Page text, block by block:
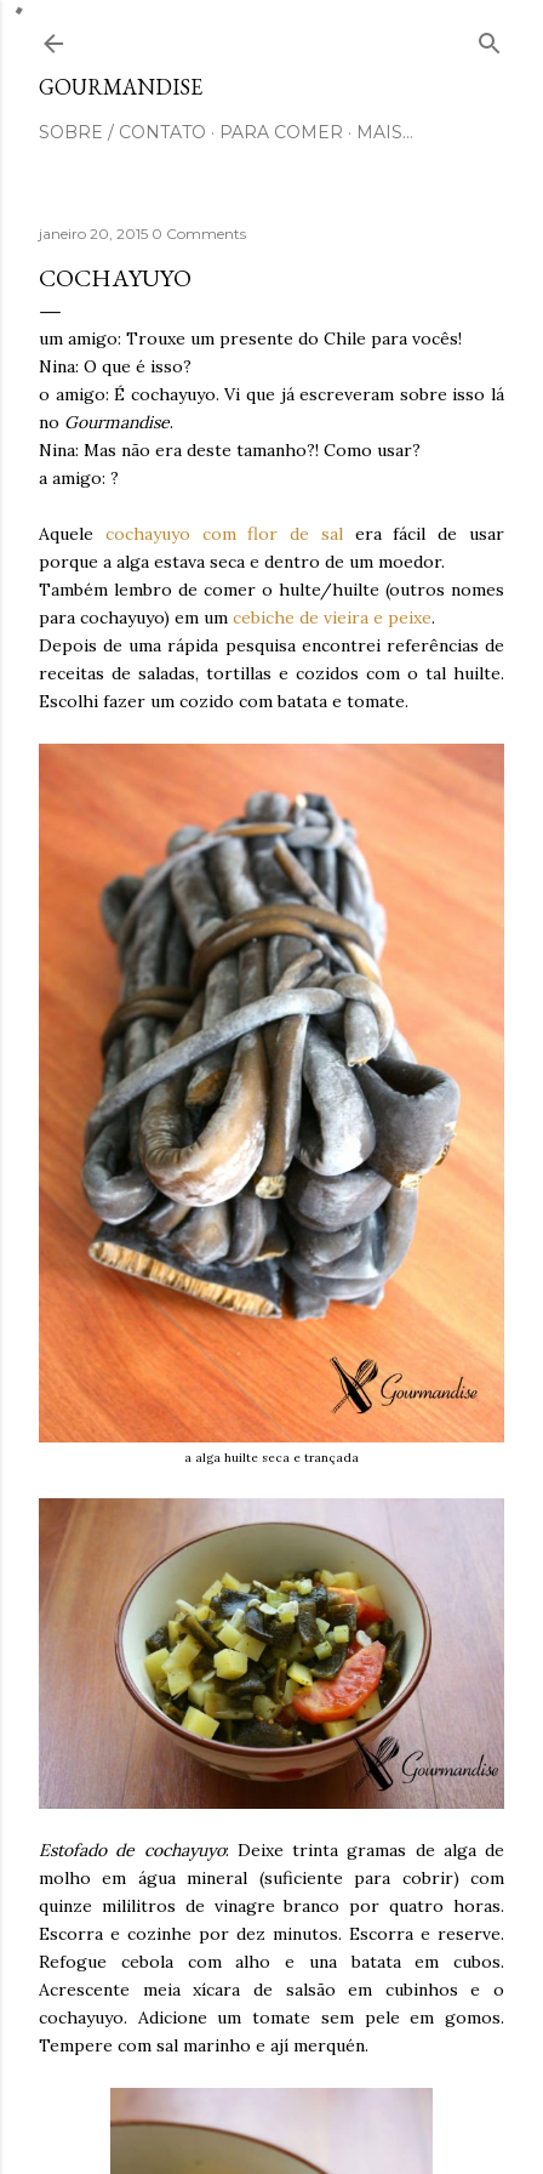
GOURMANDISE
SOBRE / CONTATO PARA COMER MAIS…
janeiro 20, 2015 0 Comments
COCHAYUYO
um amigo: Trouxe um presente do Chile para vocês!
Nina: O que é isso?
o amigo: É cochayuyo. Vi que já escreveram sobre isso lá
no Gourmandise.
Nina: Mas não era deste tamanho?! Como usar?
a amigo: ?
Aquele cochayuyo com flor de salera fácil de usar
porque a alga estava seca e dentro de um moedor.
Também lembro de comer o hulte/huilte (outros nomes
para cochayuyo) em um cebiche de vieira e peixe.
Depois de uma rápida pesquisa encontrei referências de
receitas de saladas, tortillas e cozidos com o tal huilte.
Escolhi fazer um cozido com batata e tomate.
a alga huilte seca e trançada
Estofado de cochayuyo: Deixe trinta gramas de alga de
molho em água mineral (suficiente para cobrir) com
quinze mililitros de vinagre branco por quatro horas.
Escorra e cozinhe por dez minutos. Escorra e reserve.
Refogue cebola com alho e una batata em cubos.
Acrescente meia xícara de salsão em cubinhos e o
cochayuyo. Adicione um tomate sem pele em gomos.
Tempere com sal marinho e ají merquén.